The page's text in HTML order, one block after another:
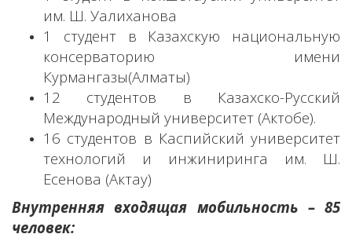
им. Ш. Уалиханова
1 студент в Казахскую национальную
консерваторию имени
Курмангазы(Алматы)
12 студентов в Казахско-Русский
Международный университет (Актобе).
16 студентов в Каспийский университет
технологий и инжиниринга им. Ш.
Есенова (Актау)
Внутренняя входящая мобильность – 85
человек: